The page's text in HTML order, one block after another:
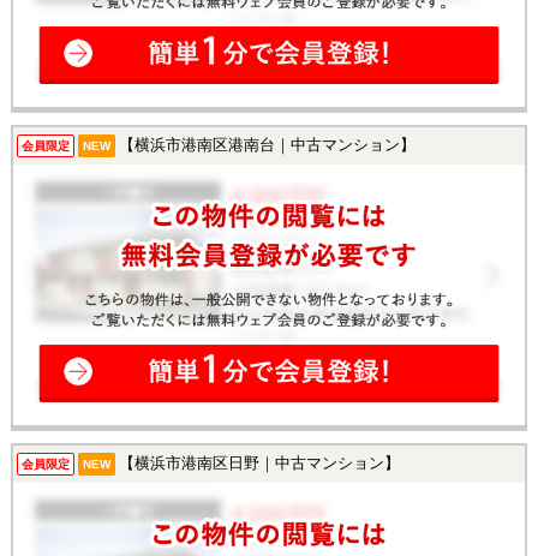
会員限定 NEW 【横浜市港南区港南台｜中古マンション】
会員限定 NEW 【横浜市港南区日野｜中古マンション】